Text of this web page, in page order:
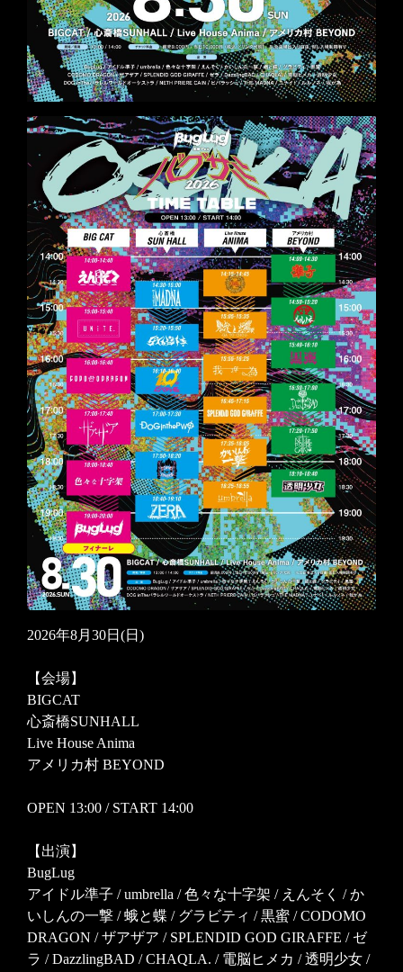
2026年8月30日(日)
【会場】
BIGCAT
心斎橋SUNHALL
Live House Anima
アメリカ村 BEYOND
OPEN 13:00 / START 14:00
【出演】
BugLug
アイドル準子 / umbrella / 色々な十字架 / えんそく / か
いしんの一撃 / 蛾と蝶 / グラビティ / 黒蜜 / CODOMO
DRAGON / ザアザア / SPLENDID GOD GIRAFFE / ゼ
ラ / DazzlingBAD / CHAQLA. / 電脳ヒメカ / 透明少女 /